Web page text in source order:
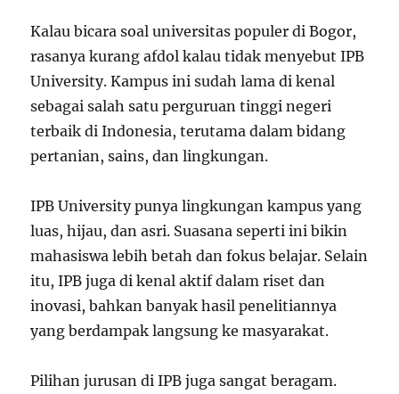
Kalau bicara soal universitas populer di Bogor,
rasanya kurang afdol kalau tidak menyebut IPB
University. Kampus ini sudah lama di kenal
sebagai salah satu perguruan tinggi negeri
terbaik di Indonesia, terutama dalam bidang
pertanian, sains, dan lingkungan.
IPB University punya lingkungan kampus yang
luas, hijau, dan asri. Suasana seperti ini bikin
mahasiswa lebih betah dan fokus belajar. Selain
itu, IPB juga di kenal aktif dalam riset dan
inovasi, bahkan banyak hasil penelitiannya
yang berdampak langsung ke masyarakat.
Pilihan jurusan di IPB juga sangat beragam.